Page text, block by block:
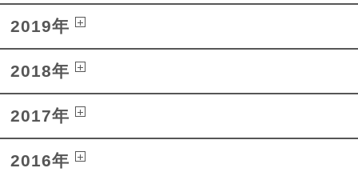
2019年
2018年
2017年
2016年